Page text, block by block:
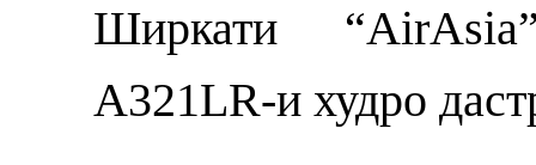
Ширкати
A321LR-и худро